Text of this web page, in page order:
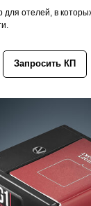
отелей, в
Запросить КП